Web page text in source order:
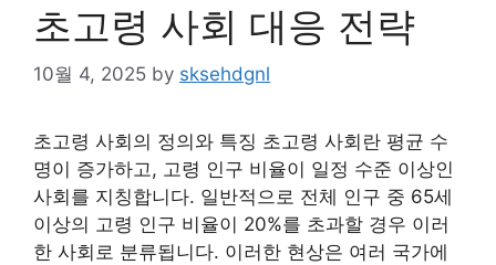
초고령 사회 대응 전략
10월 4, 2025 by sksehdgnl
초고령 사회의 정의와 특징 초고령 사회란 평균 수
명이 증가하고, 고령 인구 비율이 일정 수준 이상인
사회를 지칭합니다. 일반적으로 전체 인구 중 65세
이상의 고령 인구 비율이 20%를 초과할 경우 이러
한 사회로 분류됩니다. 이러한 현상은 여러 국가에